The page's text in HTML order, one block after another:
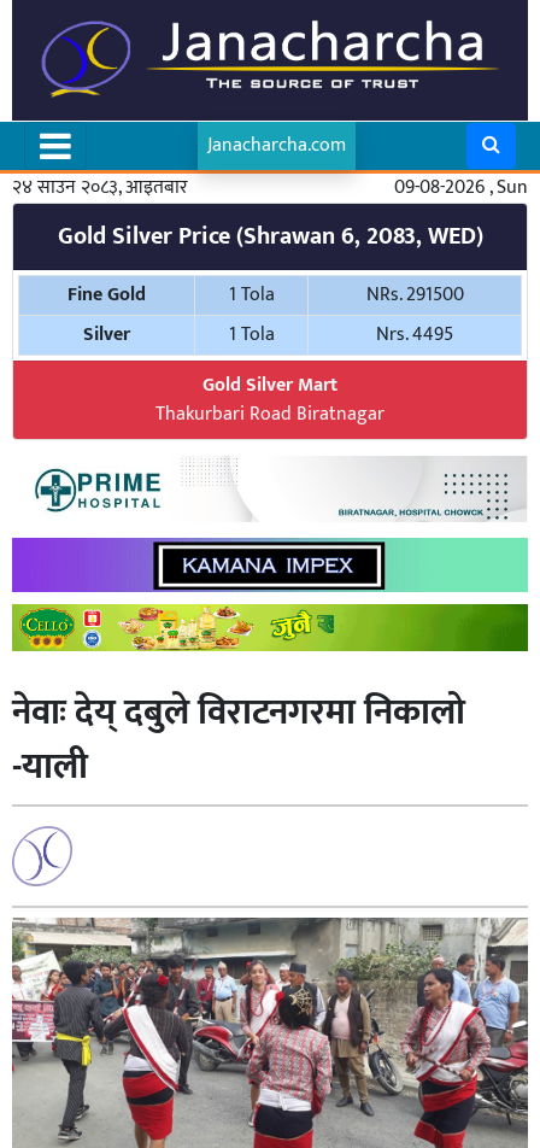
Janacharcha.com
२४ साउन २०८३, आइतबार
09-08-2026 , Sun
Gold Silver Price (Shrawan 6, 2083, WED)
Fine Gold 1 Tola
NRs. 291500
Silver
1 Tola
Nrs. 4495
Gold Silver Mart
Thakurbari Road Biratnagar
नेवाः देय् दबुले विराटनगरमा निकालो
-याली